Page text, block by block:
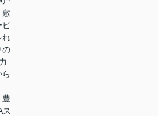
敷
ビ
れ
の
豊
ス